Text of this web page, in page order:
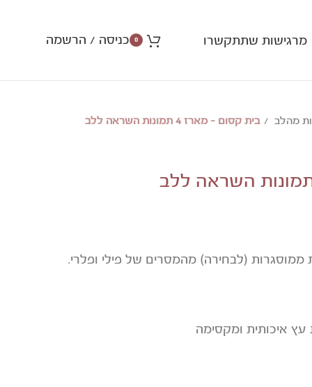
מרגישות שתתקשרו 0 כניסה / הרשמה
מהלב בית קסום – מארז 4 תמונות השראה ללב
(לבחירה) מהמסרים של פילי ופלרי.